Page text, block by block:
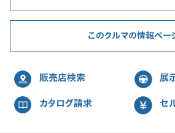
このクルマの情報ペー
販売店検索 展
カタログ請求 セ